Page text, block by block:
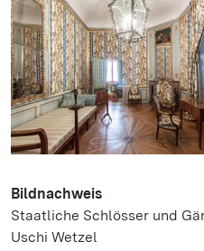
Bildnachweis
Staatliche Schlösser und
Uschi Wetzel